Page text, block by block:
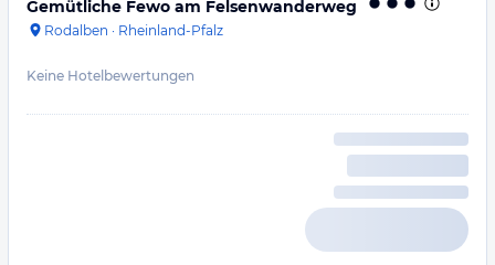
Gemütliche Fewo am Felsenwanderweg
Rodalben · Rheinland-Pfalz
Keine Hotelbewertungen